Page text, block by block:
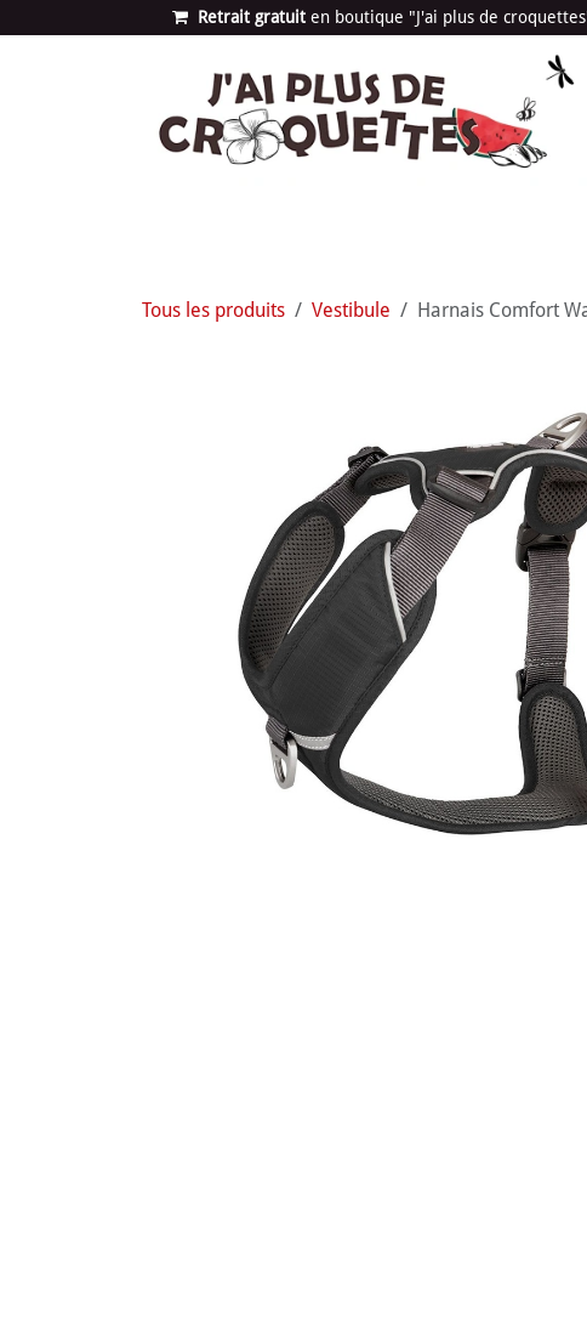
Se rendre au contenu Retrait gratuit en bou​​​​​​tique "J'ai plus de
Tous les produits Vestibule Harnais Comfort